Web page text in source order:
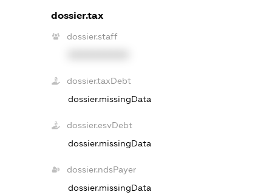
dossier.tax
dossier.staff
dossier.taxDebt
dossier.missingData
dossier.esvDebt
dossier.missingData
dossier.ndsPayer
dossier.missingData